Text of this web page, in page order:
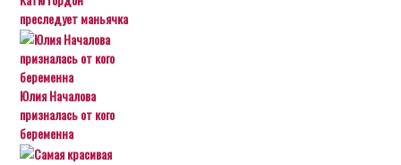
преследует маньячка
Юлия Началова
призналась от кого
беременна